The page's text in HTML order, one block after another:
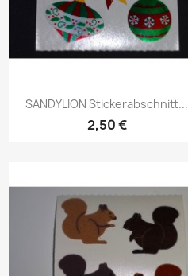
SANDYLION Stickerabschnitt...
2,50 €